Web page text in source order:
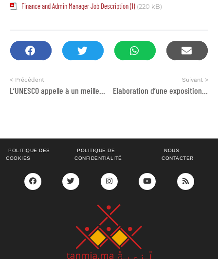
Finance and Admin Manager Job Description (1) (220 kB)
< Précédent Suivant >
POLITIQUE DES
COOKIES
POLITIQUE DE
CONFIDENTIALITÉ
NOUS
CONTACTER